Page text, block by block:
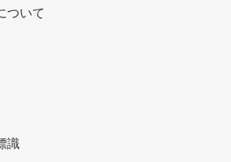
ついて
識